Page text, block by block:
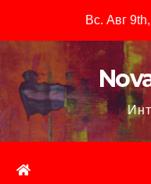
содержимому
Вс. Авг